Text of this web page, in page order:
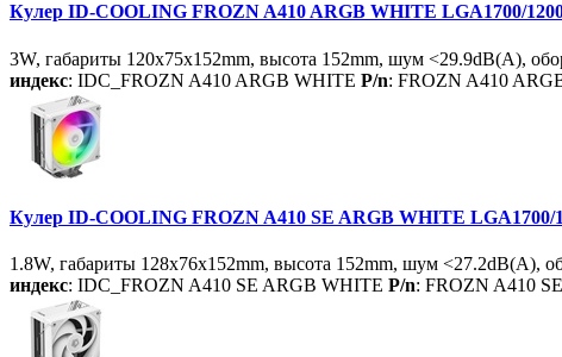
Кулер ID-COOLING FROZN A410 ARGB WHITE LGA1700/
3W, габариты 120x75x152mm, высота 152mm, шум <29.9dB(A),
индекс: IDC_FROZN A410 ARGB WHITE P/n: FROZN A410
Кулер ID-COOLING FROZN A410 SE ARGB WHITE LGA1700/
1.8W, габариты 128x76x152mm, высота 152mm, шум <27.2dB(A),
индекс: IDC_FROZN A410 SE ARGB WHITE P/n: FROZN A410